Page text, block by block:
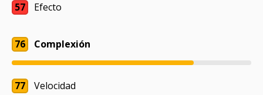
57
Efecto
76 Complexión
77
Velocidad